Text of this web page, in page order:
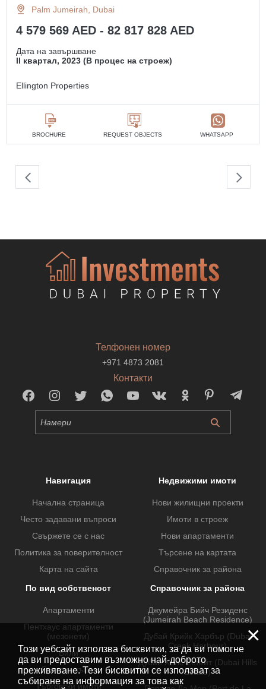
Palm Jumeirah, Dubai
4 579 569 AED - 82 817 828 AED
Дата на завършване
II квартал, 2023 (В процес на строеж)
Ellington Properties
BROCHURE REQUEST OBJECTS WHATSAPP
Телфонен номер
+971 4873 2081
Контакти
Навигация
Начална страница
Често задавани въпроси
Свържете се с нас
Политика за поверителност
Карта на сайта
Недвижими имоти
Нови жилищни проекти
Имоти в строеж
Нови апартаменти
Търсене на картата
Справочник за района
По вид собственост
Апартаменти
Пентхаус апартаменти
(мезонети)
Вили
Градски къщи
Търговски имоти
Справочник за района
Джумейра Бийч Резиденс
(Jumeirah Beach Residence)
Дубай Крийк Харбър (Dubai
Creek Harbour)
Дубай Хилс Естейт (Dubai Hills
Estate)
×
Този уебсайт използва бисквитки, за да ви помогне
да ви предоставим възможно най-доброто
преживяване. Тези бисквитки се използват за
събиране на информация за това как